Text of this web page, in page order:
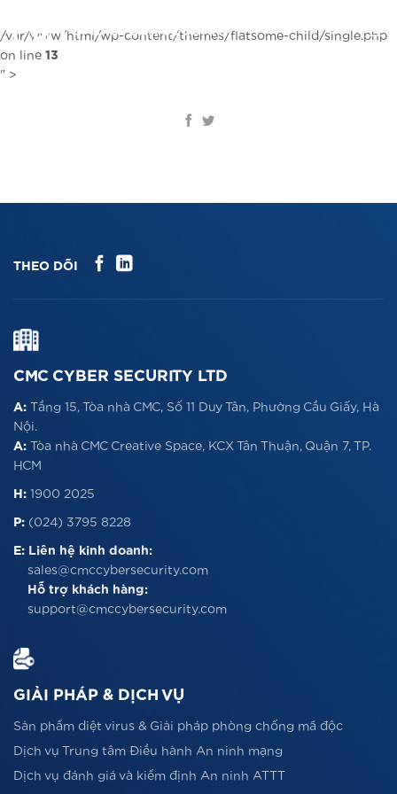
đến
dung
VI
/var/www/html/wp-content/themes/flatsome-child/single.php
on line 13
" >
THEO DÕI
CMC CYBER SECURITY LTD
A: Tầng 15, Tòa nhà CMC, Số 11 Duy Tân, Phường Cầu Giấy, Hà
Nội.
A: Tòa nhà CMC Creative Space, KCX Tân Thuận, Quận 7, TP.
HCM
H: 1900 2025
P: (024) 3795 8228
E: Liên hệ kinh doanh:
sales@cmccybersecurity.com
Hỗ trợ khách hàng:
support@cmccybersecurity.com
GIẢI PHÁP & DỊCH VỤ
Sản phẩm diệt virus & Giải pháp phòng chống mã độc
Dịch vụ Trung tâm Điều hành An ninh mạng
Dịch vụ đánh giá và kiểm định An ninh ATTT